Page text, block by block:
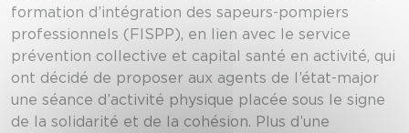
formation d’intégration des sapeurs-pompiers
professionnels (FISPP), en lien avec le service
prévention collective et capital santé en activité, qui
ont décidé de proposer aux agents de l’état-major
une séance d’activité physique placée sous le signe
de la solidarité et de la cohésion. Plus d’une